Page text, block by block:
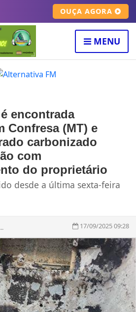
OUÇA AGORA
MENU
encontrada
Confresa (MT) e
carbonizado
com
do proprietário
desde a última sexta-feira
17/09/2025 09:28